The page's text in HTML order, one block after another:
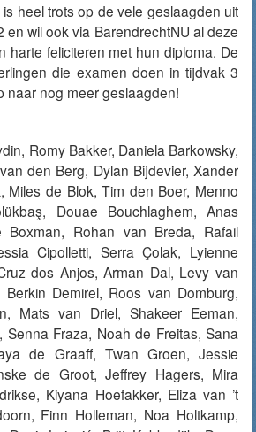
heel trots op de vele geslaagden uit
en wil ook via BarendrechtNU al deze
harte feliciteren met hun diploma. De
die examen doen in tijdvak 3
naar nog meer geslaagden!
Romy Bakker, Daniela Barkowsky,
den Berg, Dylan Bijdevier, Xander
Miles de Blok, Tim den Boer, Menno
Douae Bouchlaghem, Anas
Boxman, Rohan van Breda, Rafail
Cipolletti, Serra Çolak, Lyienne
dos Anjos, Arman Dal, Levy van
Berkin Demirel, Roos van Domburg,
Mats van Driel, Shakeer Eeman,
Senna Fraza, Noah de Freitas, Sana
de Graaff, Twan Groen, Jessie
de Groot, Jeffrey Hagers, Mira
Kiyana Hoefakker, Eliza van ’t
Finn Holleman, Noa Holtkamp,